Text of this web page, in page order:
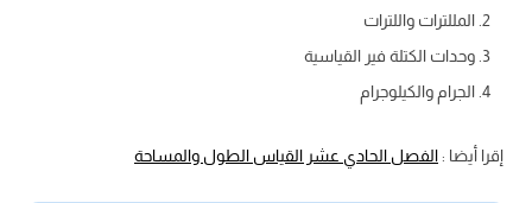
المللترات واللترات
وحدات الكتلة فير القياسية
الجرام والكيلوجرام
إقرا أيضا :الفصل الحادي عشر القياس الطول والمساحة